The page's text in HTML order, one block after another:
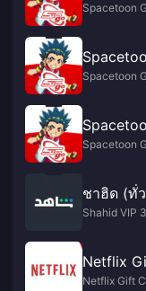
Spacetoon
Spacetoon
Spacetoon
ชาฮิด (ทั่
Shahid VIP
Netflix
Netflix Gift